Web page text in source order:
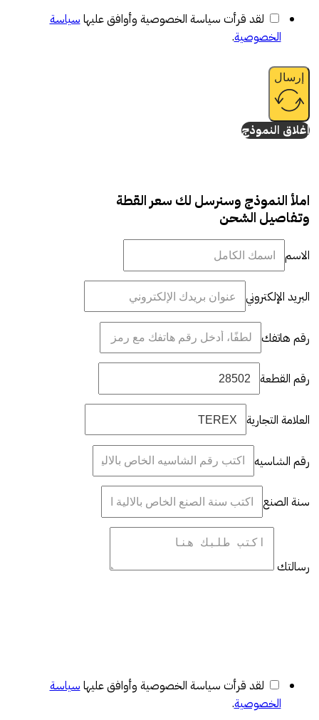
لقد قرأت سياسة الخصوصية وأوافق عليها سياسة
الخصوصية.
إرسال
إغلاق النموذج
املأ النموذج وسنرسل لك سعر القطة
وتفاصيل الشحن
الاسم
البريد الإلكتروني
رقم هاتفك
رقم القطعة
العلامة التجارية
رقم الشاسيه
سنة الصنع
رسالتك
لقد قرأت سياسة الخصوصية وأوافق عليها سياسة
الخصوصية.